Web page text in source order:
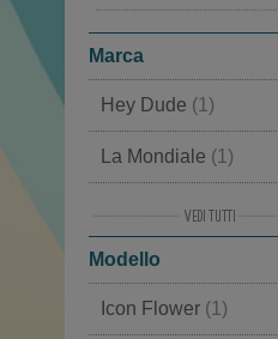
Doposci
Marca
Hey Dude (1)
La Mondiale (1)
(1)
Moon Boot®
Tecnica(1)
Modello
Icon Flower (1)